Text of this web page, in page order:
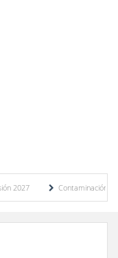
y desbordamiento de